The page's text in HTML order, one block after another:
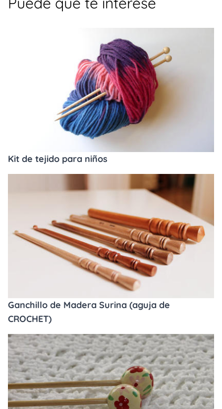
Kit de tejido para niños
Ganchillo de Madera Surina (aguja de
CROCHET)